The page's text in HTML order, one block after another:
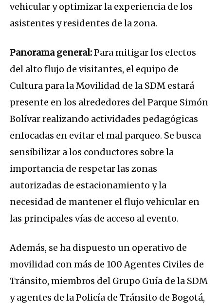
vehicular y optimizar la experiencia de los
asistentes y residentes de la zona.
Panorama general:Para mitigar los efectos
del alto flujo de visitantes, el equipo de
Cultura para la Movilidad de la SDM estará
presente en los alrededores del Parque Simón
Bolívar realizando actividades pedagógicas
enfocadas en evitar el mal parqueo. Se busca
sensibilizar a los conductores sobre la
importancia de respetar las zonas
autorizadas de estacionamiento y la
necesidad de mantener el flujo vehicular en
las principales vías de acceso al evento.
Además, se ha dispuesto un operativo de
movilidad con más de 100 Agentes Civiles de
Tránsito, miembros del Grupo Guía de la SDM
y agentes de la Policía de Tránsito de Bogotá,